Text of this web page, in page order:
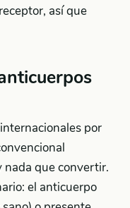
así que
por
nada que convertir.
el anticuerpo